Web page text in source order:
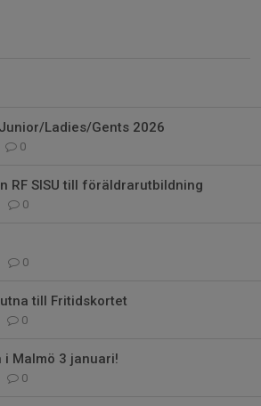
Junior/Ladies/Gents 2026
0
RF SISU till föräldrarutbildning
0
0
till Fritidskortet
0
i Malmö 3 januari!
0